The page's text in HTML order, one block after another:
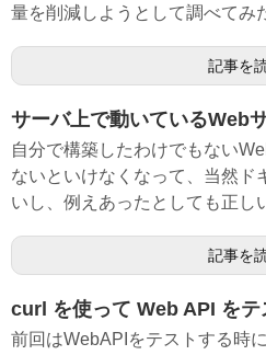
量を削減しようとして調べてみ
記事を
サーバ上で動いているWeb
自分で構築したわけでもない
ないといけなくなって、当然ド
いし、例えあったとしても正し
記事を
curl を使って Web API をテ
前回はWebAPIをテストする時